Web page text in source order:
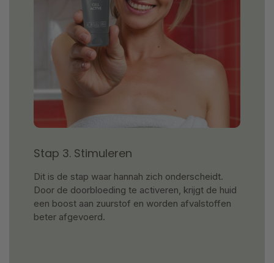
Stap 3. Stimuleren
Dit is de stap waar hannah zich onderscheidt.
Door de doorbloeding te activeren, krijgt de huid
een boost aan zuurstof en worden afvalstoffen
beter afgevoerd.